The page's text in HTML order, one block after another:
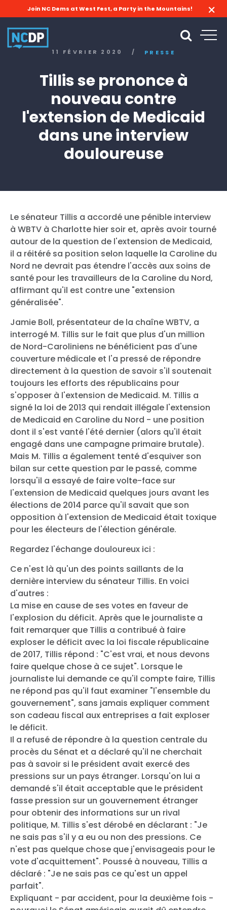
Join NC Dems at West Fest, a Party in the Mountains!
11 FÉVRIER 2020 / PRESSE
Tillis se prononce à
nouveau contre
l'extension de Medicaid
dans une interview
douloureuse
Le sénateur Tillis a accordé une pénible interview
à WBTV à Charlotte hier soir et, après avoir tourné
autour de la question de l'extension de Medicaid,
il a réitéré sa position selon laquelle la Caroline du
Nord ne devrait pas étendre l'accès aux soins de
santé pour les travailleurs de la Caroline du Nord,
affirmant qu'il est contre une "extension
généralisée".
Jamie Boll, présentateur de la chaîne WBTV, a
interrogé M. Tillis sur le fait que plus d'un million
de Nord-Caroliniens ne bénéficient pas d'une
couverture médicale et l'a pressé de répondre
directement à la question de savoir s'il soutenait
toujours les efforts des républicains pour
s'opposer à l'extension de Medicaid. M. Tillis a
signé la loi de 2013 qui rendait illégale l'extension
de Medicaid en Caroline du Nord - une position
dont il s'est vanté l'été dernier (alors qu'il était
engagé dans une campagne primaire brutale).
Mais M. Tillis a également tenté d'esquiver son
bilan sur cette question par le passé, comme
lorsqu'il a essayé de faire volte-face sur
l'extension de Medicaid quelques jours avant les
élections de 2014 parce qu'il savait que son
opposition à l'extension de Medicaid était toxique
pour les électeurs de l'élection générale.
Regardez l'échange douloureux ici :
Ce n'est là qu'un des points saillants de la
dernière interview du sénateur Tillis. En voici
d'autres :
La mise en cause de ses votes en faveur de
l'explosion du déficit. Après que le journaliste a
fait remarquer que Tillis a contribué à faire
exploser le déficit avec la loi fiscale républicaine
de 2017, Tillis répond : "C'est vrai, et nous devons
faire quelque chose à ce sujet". Lorsque le
journaliste lui demande ce qu'il compte faire, Tillis
ne répond pas qu'il faut examiner "l'ensemble du
gouvernement", sans jamais expliquer comment
son cadeau fiscal aux entreprises a fait exploser
le déficit.
Il a refusé de répondre à la question centrale du
procès du Sénat et a déclaré qu'il ne cherchait
pas à savoir si le président avait exercé des
pressions sur un pays étranger. Lorsqu'on lui a
demandé s'il était acceptable que le président
fasse pression sur un gouvernement étranger
pour obtenir des informations sur un rival
politique, M. Tillis s'est dérobé en déclarant : "Je
ne sais pas s'il y a eu ou non des pressions. Ce
n'est pas quelque chose que j'envisageais pour le
vote d'acquittement". Poussé à nouveau, Tillis a
déclaré : "Je ne sais pas ce qu'est un appel
parfait".
Expliquant - par accident, pour la deuxième fois -